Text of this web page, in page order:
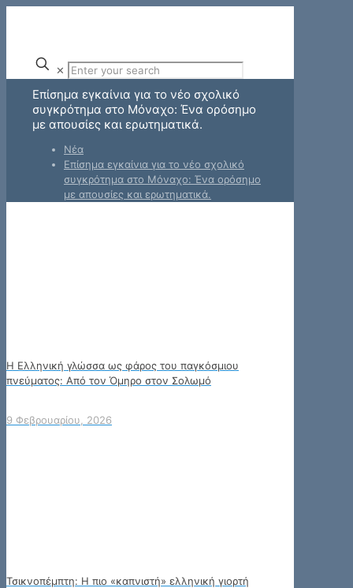
✕
Επίσημα εγκαίνια για το νέο σχολικό
συγκρότημα στο Μόναχο: Ένα ορόσημο
με απουσίες και ερωτηματικά.
Νέα
Επίσημα εγκαίνια για το νέο σχολικό
συγκρότημα στο Μόναχο: Ένα ορόσημο
με απουσίες και ερωτηματικά.
Η Ελληνική γλώσσα ως φάρος του παγκόσμιου
πνεύματος: Από τον Όμηρο στον Σολωμό
9 Φεβρουαρίου, 2026
Τσικνοπέμπτη: Η πιο «καπνιστή» ελληνική γιορτή